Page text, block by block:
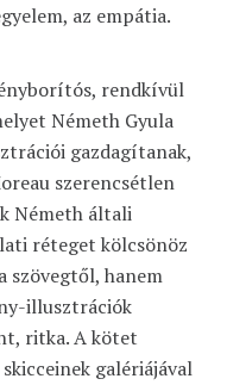
az empátia.
rendkívül
Németh Gyula
gazdagítanak,
szerencsétlen
Németh általi
réteget kölcsönöz
szövegtől, hanem
illusztrációk
ritka. A kötet
galériájával